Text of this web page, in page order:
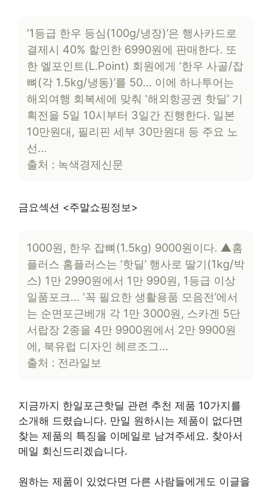
‘1등급 한우 등심(100g/냉장)’은 행사카드로
결제시 40% 할인한 6990원에 판매한다. 또
한 엘포인트(L.Point) 회원에게 ‘한우 사골/잡
뼈(각 1.5kg/냉동)’를 50… 이에 하나투어는
해외여행 회복세에 맞춰 ‘해외항공권 핫딜’ 기
획전을 5일 10시부터 3일간 진행한다. 일본
10만원대, 필리핀 세부 30만원대 등 주요 노
선…
출처 : 녹색경제신문
금요섹션 <주말쇼핑정보>
1000원, 한우 잡뼈(1.5kg) 9000원이다. ▲홈
플러스 홈플러스는 ‘핫딜’ 행사로 딸기(1kg/박
스) 1만 2990원에서 1만 990원, 1등급 이상
일품포크… ‘꼭 필요한 생활용품 모음전’에서
는 순면포근베개 각 1만 3000원, 스카겐 5단
서랍장 2종을 4만 9900원에서 2만 9900원
에, 북유럽 디자인 헤르조그…
출처 : 전라일보
지금까지 한일포근핫딜 관련 추천 제품 10가지를
소개해 드렸습니다. 만일 원하시는 제품이 없다면
찾는 제품의 특징을 이메일로 남겨주세요. 찾아서
메일 회신드리겠습니다.
원하는 제품이 있었다면 다른 사람들에게도 이글을